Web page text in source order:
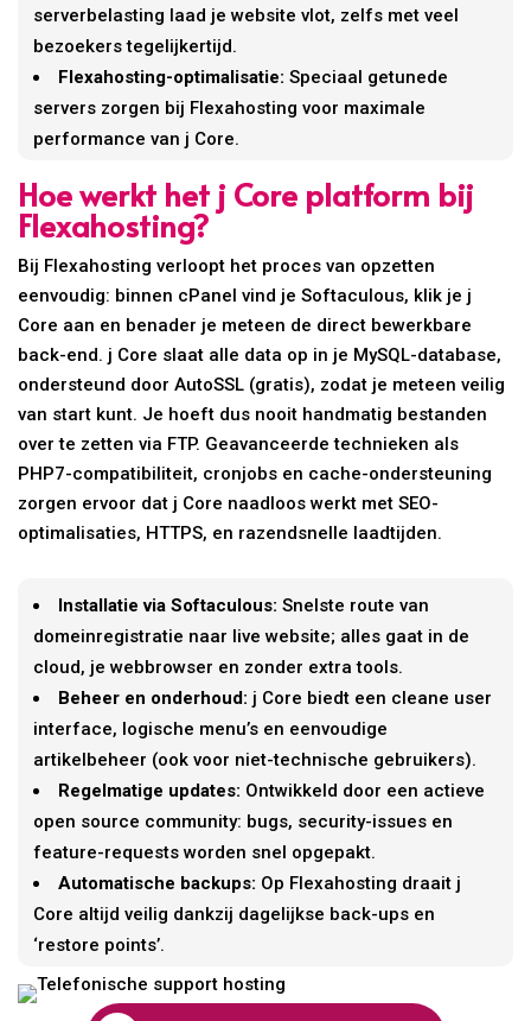
serverbelasting laad je website vlot, zelfs met veel
bezoekers tegelijkertijd.
Flexahosting-optimalisatie: Speciaal getunede
servers zorgen bij Flexahosting voor maximale
performance van j Core.
Hoe werkt het j Core platform bij
Flexahosting?
Bij Flexahosting verloopt het proces van opzetten
eenvoudig: binnen cPanel vind je Softaculous, klik je j
Core aan en benader je meteen de direct bewerkbare
back-end. j Core slaat alle data op in je MySQL-database,
ondersteund door AutoSSL (gratis), zodat je meteen veilig
van start kunt. Je hoeft dus nooit handmatig bestanden
over te zetten via FTP. Geavanceerde technieken als
PHP7-compatibiliteit, cronjobs en cache-ondersteuning
zorgen ervoor dat j Core naadloos werkt met SEO-
optimalisaties, HTTPS, en razendsnelle laadtijden.
Installatie via Softaculous: Snelste route van
domeinregistratie naar live website; alles gaat in de
cloud, je webbrowser en zonder extra tools.
Beheer en onderhoud: j Core biedt een cleane user
interface, logische menu’s en eenvoudige
artikelbeheer (ook voor niet-technische gebruikers).
Regelmatige updates: Ontwikkeld door een actieve
open source community: bugs, security-issues en
feature-requests worden snel opgepakt.
Automatische backups: Op Flexahosting draait j
Core altijd veilig dankzij dagelijkse back-ups en
‘restore points’.